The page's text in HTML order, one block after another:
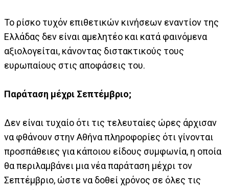
Το ρίσκο τυχόν επιθετικών κινήσεων εναντίον της
Ελλάδας δεν είναι αμελητέο και κατά φαινόμενα
αξιολογείται, κάνοντας διστακτικούς τους
ευρωπαίους στις αποφάσεις του.
Παράταση μέχρι Σεπτέμβριο;
Δεν είναι τυχαίο ότι τις τελευταίες ώρες άρχισαν
να φθάνουν στην Αθήνα πληροφορίες ότι γίνονται
προσπάθειες για κάποιου είδους συμφωνία, η οποία
θα περιλαμβάνει μια νέα παράταση μέχρι τον
Σεπτέμβριο, ώστε να δοθεί χρόνος σε όλες τις